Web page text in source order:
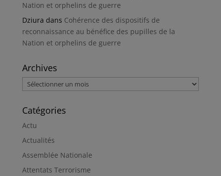
Nation et orphelins de guerre
Dziura dans Cohérence des dispositifs de
reconnaissance au bénéfice des pupilles de la
Nation et orphelins de guerre
Archives
Archives
Catégories
Actu
Actualités
Assemblée Nationale
Attentats Terrorisme